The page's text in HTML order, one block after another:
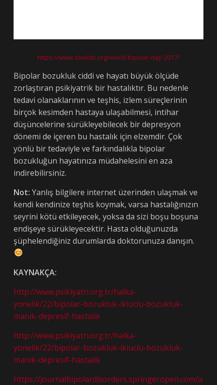
https://www.sheilds.org/world-bipolar-day-2017/
Bipolar bozukluk ciddi ve hayatı büyük ölçüde
zorlaştıran psikiyatrik bir hastalıktır. Bu nedenle
tedavi olanaklarının ve teşhis, izlem süreçlerinin
birçok kesimden hastaya ulaşabilmesi, intihar
düşüncelerine sürükleyebilecek bir depresyon
dönemi de içeren bu hastalık için elzemdir. Çok
yönlü bir tedaviyle ve farkındalıkla bipolar
bozukluğun hayatınıza müdahelesini en aza
indirebilirsiniz.
Not: Yanlış bilgilere internet üzerinden ulaşmak ve
kendi kendinize teşhis koymak, varsa hastalığınızın
seyrini kötü etkileyecek, yoksa da sizi boşu boşuna
endişeye sürükleyecektir. Hasta olduğunuzda
şüphelendiğiniz durumlarda doktorunuza danışın.
KAYNAKÇA:
http://www.psikiyatri.org.tr/halka-
yonelik/22/bipolar-bozukluk-ikiuclu-bozukluk-
manik-depresif-hastalik
http://www.psikiyatri.org.tr/halka-
yonelik/22/bipolar-bozukluk-ikiuclu-bozukluk-
manik-depresif-hastalik
https://journalbipolardisorders.springeropen.com/a